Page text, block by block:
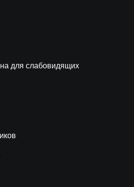
для слабовидящих